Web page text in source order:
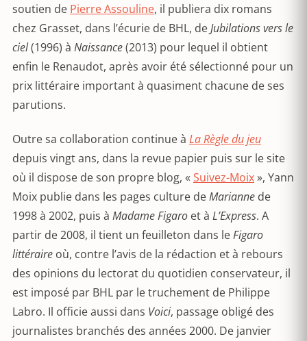
soutien de Pierre Assouline, il publiera dix romans
chez Grasset, dans l’écurie de BHL, deJubilations vers le
ciel(1996) à Naissance(2013) pour lequel il obtient
enfin le Renaudot, après avoir été sélectionné pour un
prix littéraire important à quasiment chacune de ses
parutions.
Outre sa collaboration continue à La Règle du jeu
depuis vingt ans, dans la revue papier puis sur le site
où il dispose de son propre blog, « Suivez-Moix», Yann
Moix publie dans les pages culture deMarianne de
1998 à 2002, puis à Madame Figaro et à L’Express. A
partir de 2008, il tient un feuilleton dans leFigaro
littéraire où, contre l’avis de la rédaction et à rebours
des opinions du lectorat du quotidien conservateur, il
est imposé par BHL par le truchement de Philippe
Labro. Il officie aussi dans Voici, passage obligé des
journalistes branchés des années 2000. De janvier